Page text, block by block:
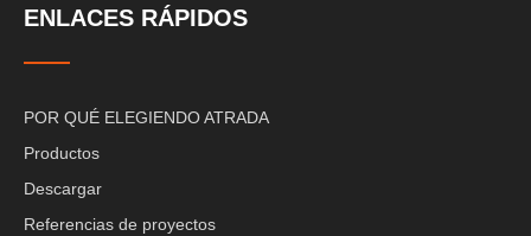
ENLACES RÁPIDOS
POR QUÉ ELEGIENDO ATRADA
Productos
Descargar
Referencias de proyectos